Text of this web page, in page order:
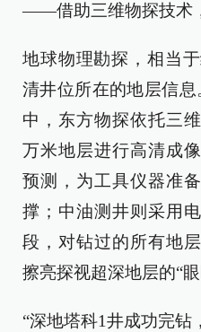
——借助三维物探技术
地球物理勘探，相当
清井位所在的地层信
中，东方物探依托三
万米地层进行高清成
预测，为工具仪器准
撑；中油测井则采用
段，对钻过的所有地
擦亮探视超深地层的“眼
“深地塔科1井成功完钻